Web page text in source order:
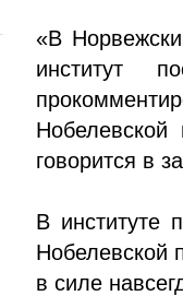
«В
институт
говорится в
В институте
Нобелевской
в силе